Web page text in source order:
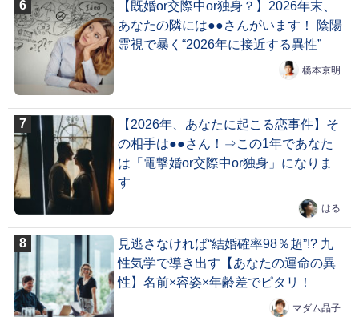
【既婚or交際中or独身？】2026年末、
あなたの隣には●●さんがいます！ 陰陽
霊視で暴く“2026年に接近する異性”
橋本京明
【2026年、あなたに起こる恋事件】そ
の相手は●●さん！⇒この1年であなた
は「電撃婚or交際中or独身」になりま
す
はる
見逃さなければ“結婚確率98％超”!? 九
性気学で導き出す【あなたの運命の異
性】名前×容姿×年齢差でピタリ！
マダム晶子